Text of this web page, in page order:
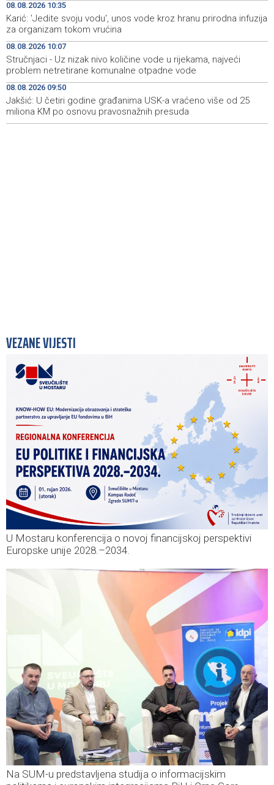
10:01
Danas dva susreta nove sezone nogometne WWin lige
BiH
09:50
Jakšić: U četiri godine građanima USK-a vraćeno više od
25 miliona KM po osnovu pravosnažnih presuda
09:45 Književno veče sa Admirom i Irmom Husić u Ključu
09:18
Požar na području Kanjine i Živašnice i dalje aktivan,
angažirani brojni vatrogasci i helikopteri
08.08.2026 10:35
Karić: 'Jedite svoju vodu', unos vode kroz hranu prirodna infuzija
za organizam tokom vrućina
08.08.2026 10:07
Stručnjaci - Uz nizak nivo količine vode u rijekama, najveći
problem netretirane komunalne otpadne vode
08.08.2026 09:50
Jakšić: U četiri godine građanima USK-a vraćeno više od 25
miliona KM po osnovu pravosnažnih presuda
VEZANE VIJESTI
U Mostaru konferencija o novoj financijskoj perspektivi
Europske unije 2028.–2034.
Na SUM-u predstavljena studija o informacijskim